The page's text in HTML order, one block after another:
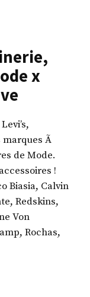
x
marques Ã
de Mode.
!
Biasia, Calvin
Redskins,
Von
Rochas,